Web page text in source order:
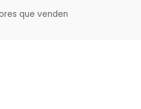
que venden